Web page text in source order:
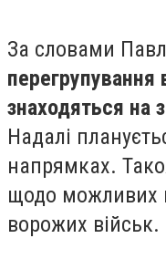
За словами
перегрупування
знаходяться на
Надалі
напрямках.
щодо можливих
ворожих військ.